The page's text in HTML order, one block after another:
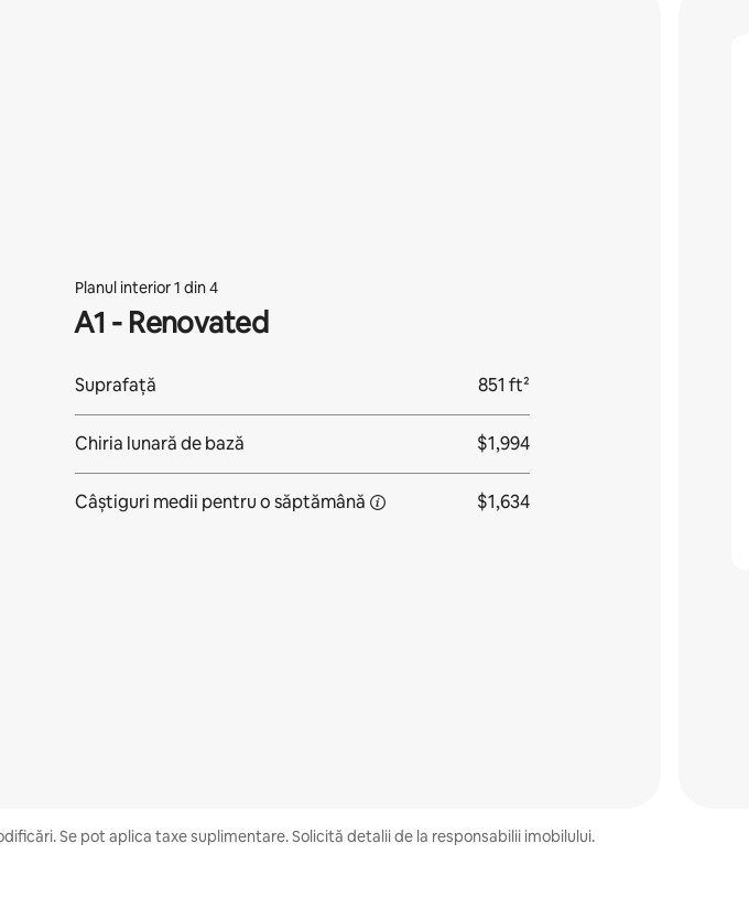
Planul interior 1 din 4
A1 - Renovated
Suprafață 851 ft²
Chiria lunară de bază $1,994
Câștiguri medii pentruo săptămână $1,634
Se pot aplica taxe suplimentare. Solicită detalii de la responsabilii imobilului.